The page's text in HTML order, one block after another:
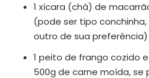
1 xícara (chá) de
(pode ser tipo conchinha,
outro de sua preferência)
1 peito de frango cozido
500g de carne moída, se